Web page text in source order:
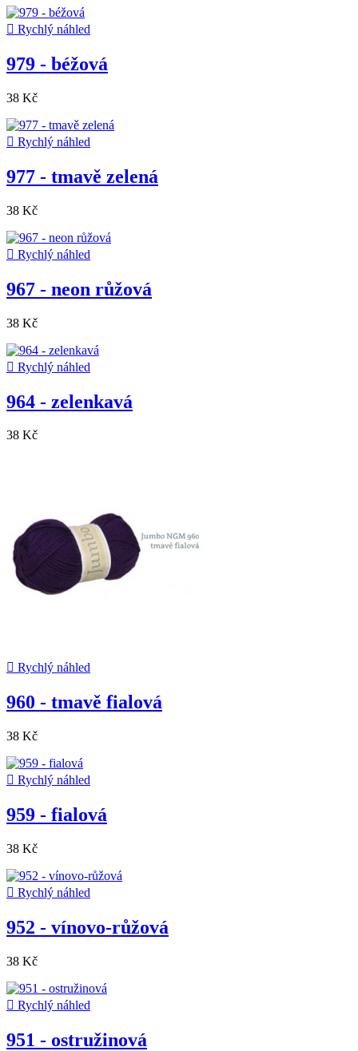
 Rychlý náhled
979 - béžová
38 Kč
 Rychlý náhled
977 - tmavě zelená
38 Kč
 Rychlý náhled
967 - neon růžová
38 Kč
 Rychlý náhled
964 - zelenkavá
38 Kč
 Rychlý náhled
960 - tmavě fialová
38 Kč
 Rychlý náhled
959 - fialová
38 Kč
 Rychlý náhled
952 - vínovo-růžová
38 Kč
 Rychlý náhled
951 - ostružinová